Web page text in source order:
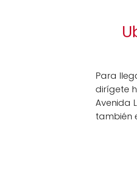
Para
dirígete
Avenida
también